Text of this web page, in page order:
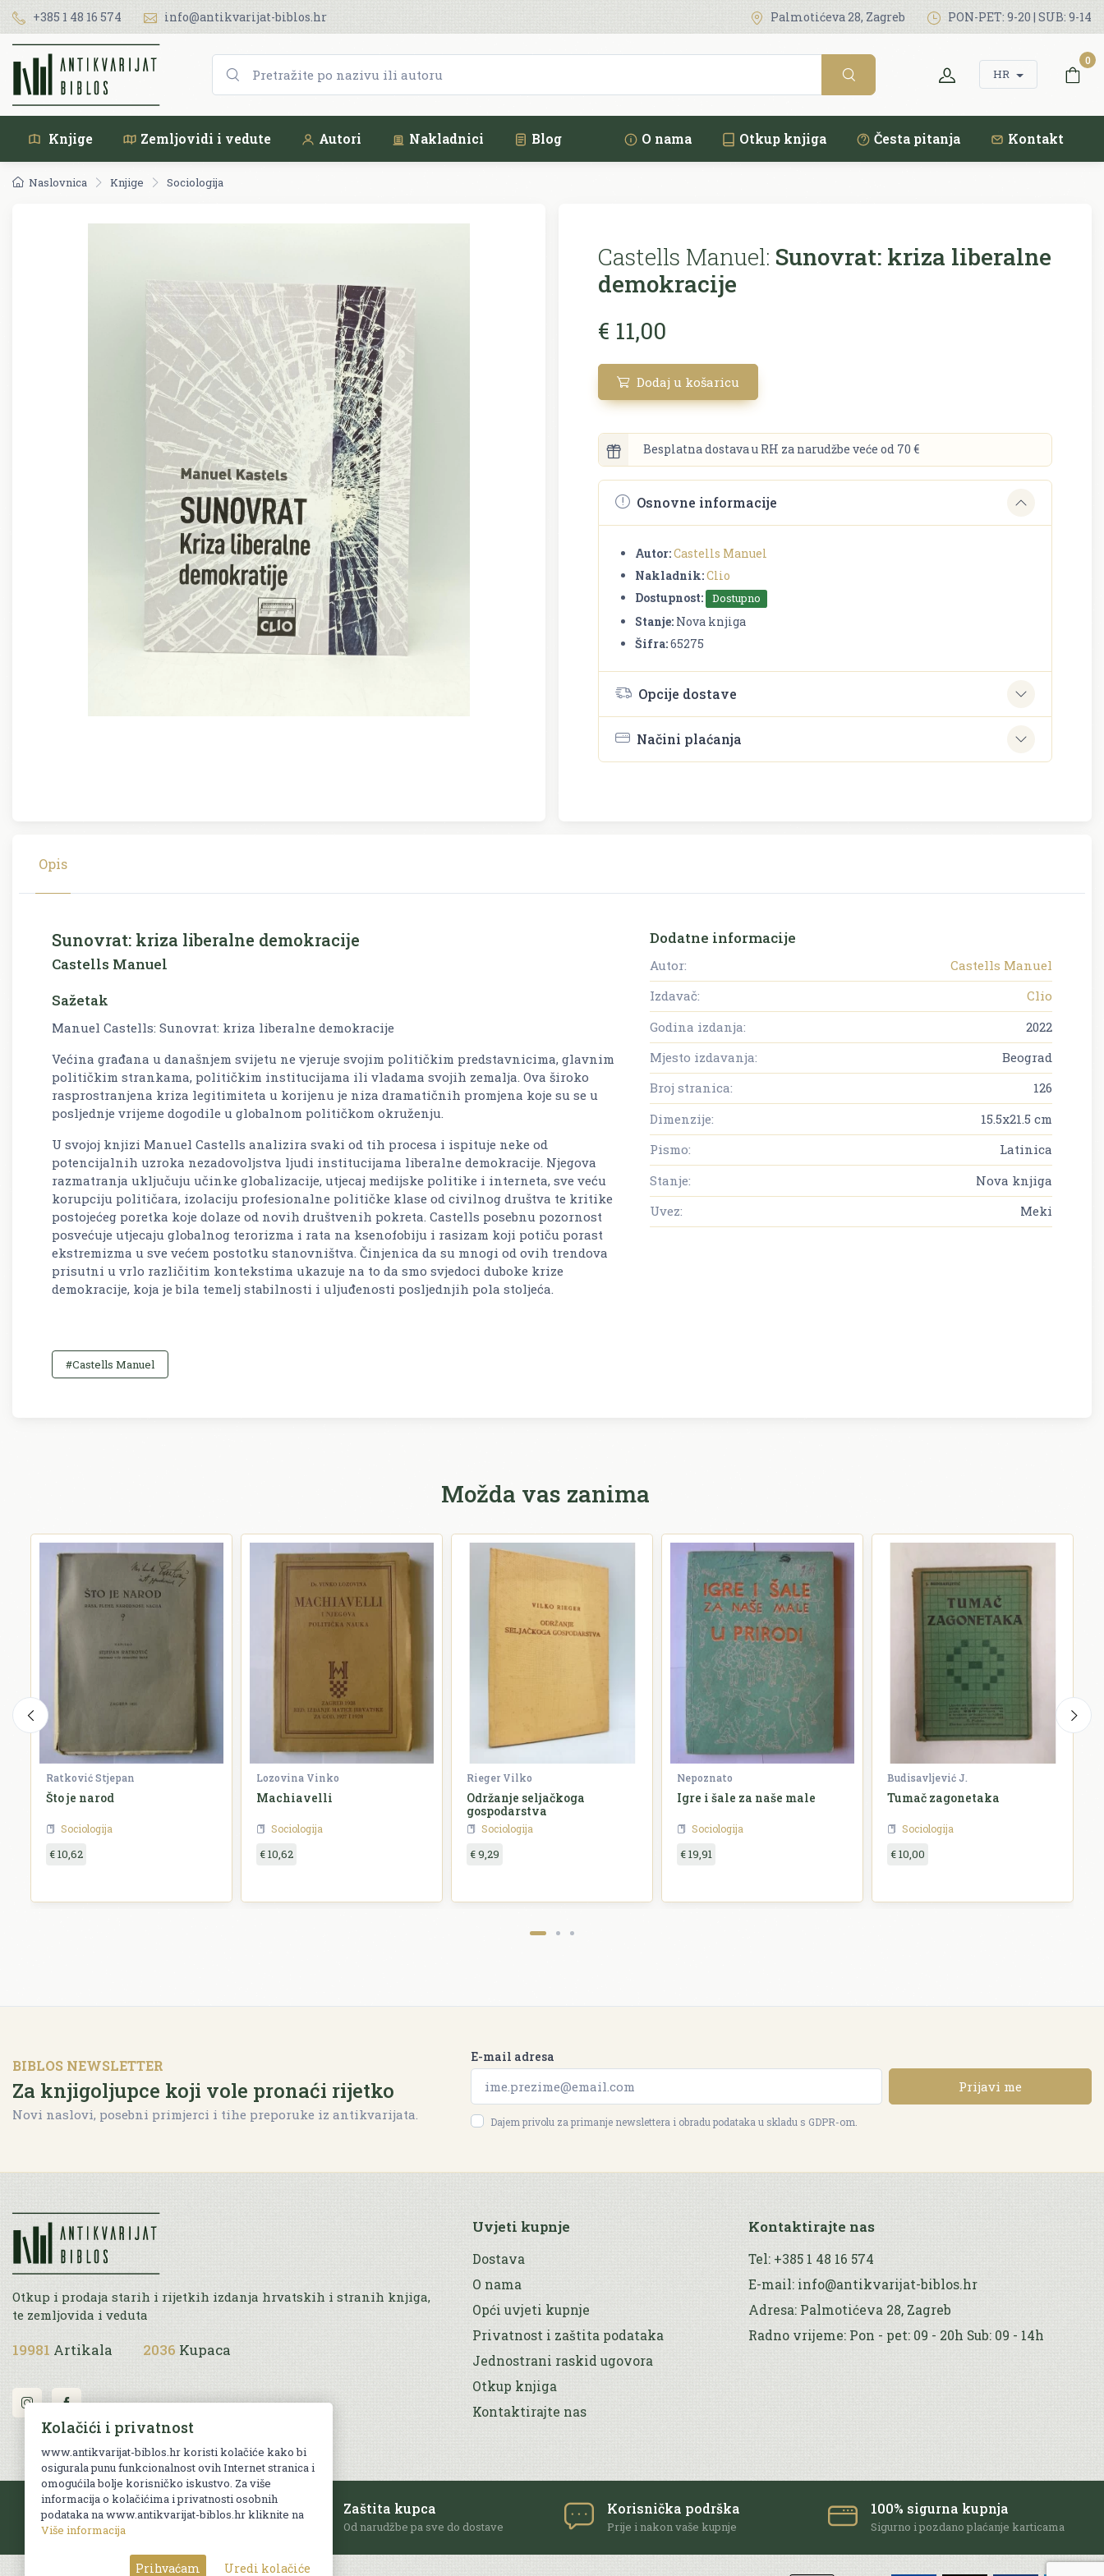
+385 1 48 16 574 info@antikvarijat-biblos.hr Palmotićeva 28, Zagreb PON-PET: 9-20 | SUB: 9-14
HR
0
Knjige Zemljovidi i vedute Autori Nakladnici Blog O nama Otkup knjiga Česta pitanja Kontakt
Naslovnica Knjige Sociologija
Castells Manuel: Sunovrat: kriza liberalne
demokracije
€ 11,00
Dodaj u košaricu
Besplatna dostava u RH za narudžbe veće od 70 €
Osnovne informacije
Autor:Castells Manuel
Nakladnik:Clio
Dostupnost:
Dostupno
Stanje: Nova knjiga
Šifra:65275
Opcije dostave
Načini plaćanja
Opis
Sunovrat: kriza liberalne demokracije
Castells Manuel
Sažetak
Manuel Castells: Sunovrat: kriza liberalne demokracije
Većina građana u današnjem svijetu ne vjeruje svojim političkim predstavnicima, glavnim
političkim strankama, političkim institucijama ili vladama svojih zemalja. Ova široko
rasprostranjena kriza legitimiteta u korijenu je niza dramatičnih promjena koje su se u
posljednje vrijeme dogodile u globalnom političkom okruženju.
U svojoj knjizi Manuel Castells analizira svaki od tih procesa i ispituje neke od
potencijalnih uzroka nezadovoljstva ljudi institucijama liberalne demokracije. Njegova
razmatranja uključuju učinke globalizacije, utjecaj medijske politike i interneta, sve veću
korupciju političara, izolaciju profesionalne političke klase od civilnog društva te kritike
postojećeg poretka koje dolaze od novih društvenih pokreta. Castells posebnu pozornost
posvećuje utjecaju globalnog terorizma i rata na ksenofobiju i rasizam koji potiču porast
ekstremizma u sve većem postotku stanovništva. Činjenica da su mnogi od ovih trendova
prisutni u vrlo različitim kontekstima ukazuje na to da smo svjedoci duboke krize
demokracije, koja je bila temelj stabilnosti i uljuđenosti posljednjih pola stoljeća.
#Castells Manuel
Dodatne informacije
Autor:
Castells Manuel
Izdavač:
Clio
Godina izdanja:
2022
Mjesto izdavanja:
Beograd
Broj stranica:
126
Dimenzije:
15.5x21.5 cm
Pismo:
Latinica
Stanje:
Nova knjiga
Uvez:
Meki
Možda vas zanima
Ratković Stjepan
Što je narod
Sociologija
€ 10,62
Lozovina Vinko
Machiavelli
Sociologija
€ 10,62
Rieger Vilko
Održanje seljačkoga
gospodarstva
Sociologija
€ 9,29
Nepoznato
Igre i šale za naše male
Sociologija
€ 19,91
Budisavljević J.
Tumač zagonetaka
Sociologija
€ 10,00
BIBLOS NEWSLETTER
Za knjigoljupce koji vole pronaći rijetko
Novi naslovi, posebni primjerci i tihe preporuke iz antikvarijata.
E-mail adresa
Prijavi me
Dajem privolu za primanje newslettera i obradu podataka u skladu s GDPR-om.
Otkup i prodaja starih i rijetkih izdanja hrvatskih i stranih knjiga,
te zemljovida i veduta
19981 Artikala 2036 Kupaca
Uvjeti kupnje
Dostava
O nama
Opći uvjeti kupnje
Privatnost i zaštita podataka
Jednostrani raskid ugovora
Otkup knjiga
Kontaktirajte nas
Kontaktirajte nas
Tel: +385 1 48 16 574
E-mail: info@antikvarijat-biblos.hr
Adresa: Palmotićeva 28, Zagreb
Radno vrijeme: Pon - pet: 09 - 20h Sub: 09 - 14h
Besplatna dostava
Za sve narudžbe u RH iznad 70 EUR.
Zaštita kupca
Od narudžbe pa sve do dostave
Korisnička podrška
Prije i nakon vaše kupnje
100% sigurna kupnja
Sigurno i pozdano plaćanje karticama
Kolačići i privatnost
www.antikvarijat-biblos.hr koristi kolačiće kako bi
osigurala punu funkcionalnost ovih Internet stranica i
omogućila bolje korisničko iskustvo. Za više
informacija o kolačićima i privatnosti osobnih
podataka na www.antikvarijat-biblos.hr kliknite na
Više informacija
Prihvaćam Uredi kolačiće